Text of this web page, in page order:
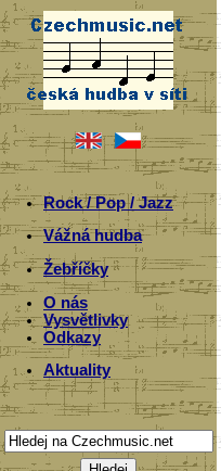
Rock / Pop / Jazz
Vážná hudba
Žebříčky
O nás
Vysvětlivky
Odkazy
Aktuality